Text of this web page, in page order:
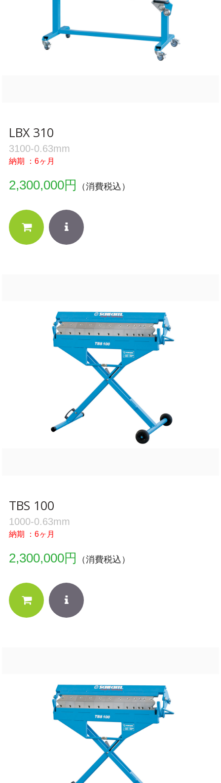
LBX 310
3100-0.63mm
納期 ：6ヶ月
2,300,000円 （消費税込）
TBS 100
1000-0.63mm
納期 ：6ヶ月
2,300,000円 （消費税込）